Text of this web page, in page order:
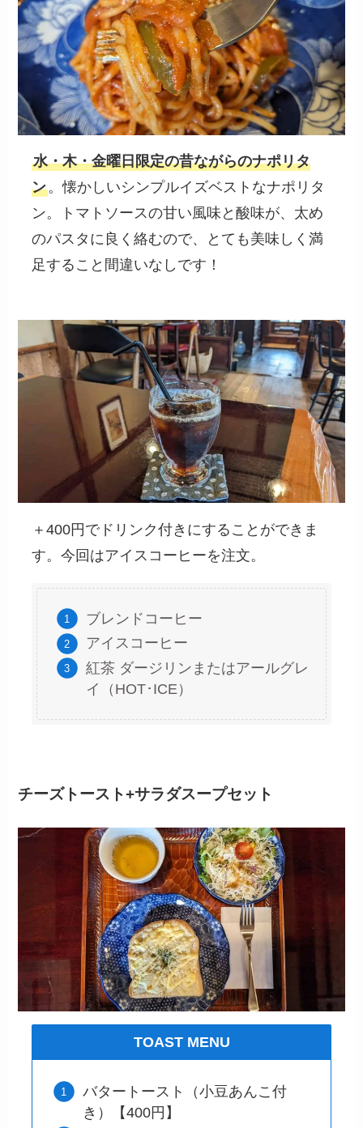
水・木・金曜日限定の昔ながらのナポリタ
ン。懐かしいシンプルイズベストなナポリタ
ン。トマトソースの甘い風味と酸味が、太め
のパスタに良く絡むので、とても美味しく満
足すること間違いなしです！
＋400円でドリンク付きにすることができま
す。今回はアイスコーヒーを注文。
ブレンドコーヒー
アイスコーヒー
紅茶 ダージリンまたはアールグレ
イ（HOT･ICE）
チーズトースト+サラダスープセット
TOAST MENU
バタートースト（小豆あんこ付
き）【400円】